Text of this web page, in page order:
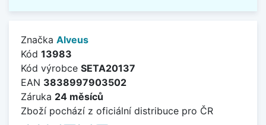
Značka Alveus
Kód 13983
Kód výrobce SETA20137
EAN 3838997903502
Záruka 24 měsíců
Zboží pochází z oficiální distribuce pro ČR